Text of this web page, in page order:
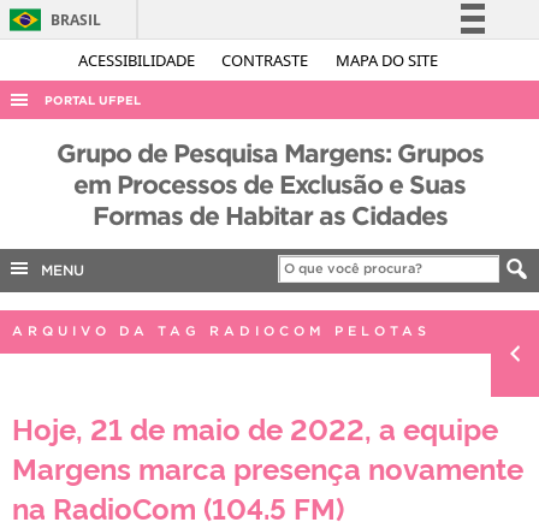
ACESSIBILIDADE CONTRASTE MAPA DO SITE
BRASIL
Simplifique!
Acesso à informação
Legislação
PORTAL UFPEL
ACESSO À INFORMAÇÃO
AUDITORIA
COBALTO
CONCURSOS
PORTARIAS
TELEFONES
Grupo de Pesquisa Margens: Grupos
em Processos de Exclusão e Suas
Formas de Habitar as Cidades
MENU
ARQUIVO DA TAG RADIOCOM PELOTAS
Hoje, 21 de maio de 2022, a equipe
Margens marca presença novamente
na RadioCom (104.5 FM)